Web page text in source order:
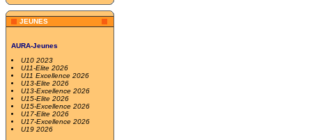
JEUNES
AURA-Jeunes
U10 2023
U11-Elite 2026
U11 Excellence 2026
U13-Elite 2026
U13-Excellence 2026
U15-Elite 2026
U15-Excellence 2026
U17-Elite 2026
U17-Excellence 2026
U19 2026